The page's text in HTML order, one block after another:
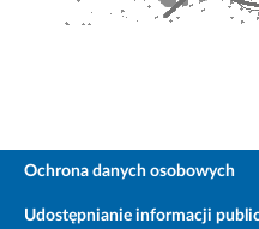
Ochrona danych osobowych
Udostępnianie informacji